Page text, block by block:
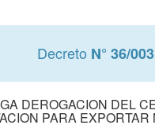
Decreto N° 36/003
DEROGACION DEL
PARA